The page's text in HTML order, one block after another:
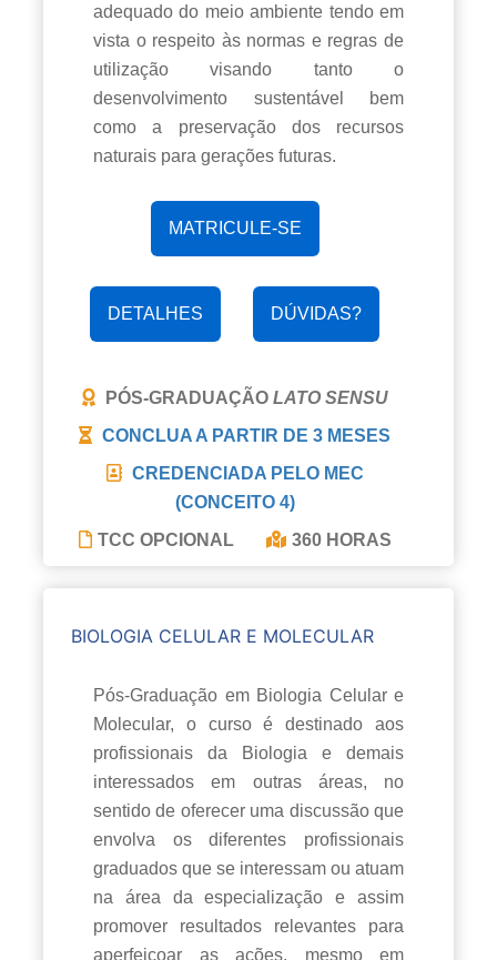
adequado do meio ambiente tendo em
vista o respeito às normas e regras de
utilização visando tanto o
desenvolvimento sustentável bem
como a preservação dos recursos
naturais para gerações futuras.
MATRICULE-SE
DETALHES DÚVIDAS?
PÓS-GRADUAÇÃO LATO SENSU
CONCLUA A PARTIR DE 3 MESES
CREDENCIADA PELO MEC
(CONCEITO 4)
TCC OPCIONAL
360 HORAS
BIOLOGIA CELULAR E MOLECULAR
Pós-Graduação em Biologia Celular e
Molecular, o curso é destinado aos
profissionais da Biologia e demais
interessados em outras áreas, no
sentido de oferecer uma discussão que
envolva os diferentes profissionais
graduados que se interessam ou atuam
na área da especialização e assim
promover resultados relevantes para
aperfeiçoar as ações, mesmo em